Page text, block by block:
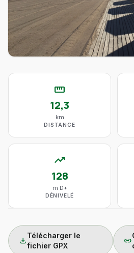
straighten
12,3
km
DISTANCE
trending_up
128
m D+
DÉNIVELÉ
download
Télécharger le
fichier GPX
link